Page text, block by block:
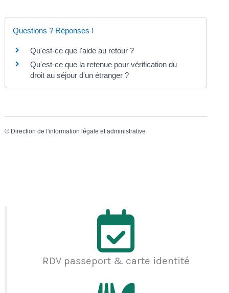
Questions ? Réponses !
Qu'est-ce que l'aide au retour ?
Qu'est-ce que la retenue pour vérification du
droit au séjour d'un étranger ?
© Direction de l'information légale et administrative
RDV passeport & carte identité